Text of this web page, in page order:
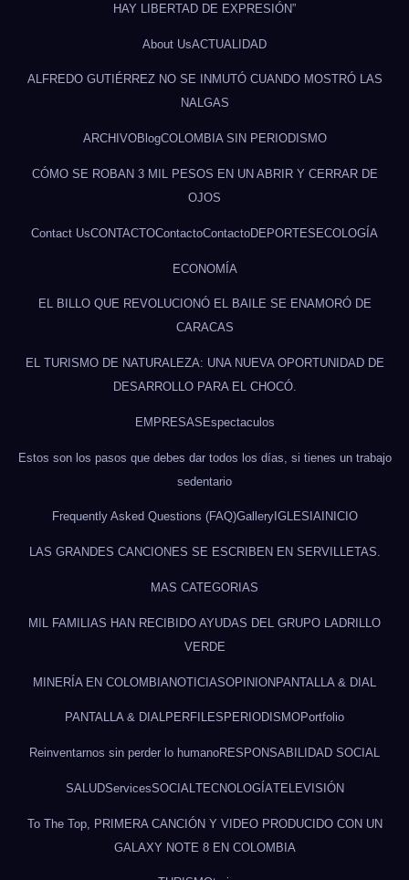
HAY LIBERTAD DE EXPRESIÓN”
About UsACTUALIDAD
ALFREDO GUTIÉRREZ NO SE INMUTÓ CUANDO MOSTRÓ LAS
NALGAS
ARCHIVOBlogCOLOMBIA SIN PERIODISMO
CÓMO SE ROBAN 3 MIL PESOS EN UN ABRIR Y CERRAR DE
OJOS
Contact UsCONTACTOContactoContactoDEPORTES ECOLOGÍA
ECONOMÍA
EL BILLO QUE REVOLUCIONÓ EL BAILE SE ENAMORÓ DE
CARACAS
EL TURISMO DE NATURALEZA: UNA NUEVA OPORTUNIDAD DE
DESARROLLO PARA EL CHOCÓ.
EMPRESAS Espectaculos
Estos son los pasos que debes dar todos los días, si tienes un trabajo
sedentario
Frequently Asked Questions (FAQ)GalleryIGLESIAINICIO
LAS GRANDES CANCIONES SE ESCRIBEN EN SERVILLETAS.
MAS CATEGORIAS
MIL FAMILIAS HAN RECIBIDO AYUDAS DEL GRUPO LADRILLO
VERDE
MINERÍA EN COLOMBIANOTICIASOPINIONPANTALLA & DIAL
PANTALLA & DIALPERFILES PERIODISMOPortfolio
Reinventarnos sin perder lo humanoRESPONSABILIDAD SOCIAL
SALUDServicesSOCIAL TECNOLOGÍATELEVISIÓN
To The Top, PRIMERA CANCIÓN Y VIDEO PRODUCIDO CON UN
GALAXY NOTE 8 EN COLOMBIA